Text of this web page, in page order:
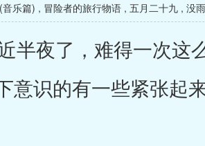
乐篇) , 冒险者的旅行物语 , 五月二十九 , 没
夜了，难得一次这
识的有一些紧张起来